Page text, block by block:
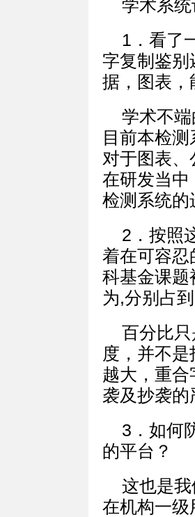
学术系
1．看了
字复制鉴别
据，图表，
学术不
目前本检
对于图表
在研发当中
检测系统的
2．按照
着在可容忍
科基金课题
为,分别占
百分比
度，并不
越大，重
袭及抄袭
3．如何
的平台？
这也是
在机构一级